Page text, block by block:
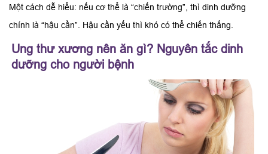
Một cách dễ hiểu: nếu cơ thể là “chiến trường”, thì dinh dưỡng
chính là “hậu cần”. Hậu cần yếu thì khó có thể chiến thắng.
Ung thư xương nên ăn gì? Nguyên tắc dinh
dưỡng cho người bệnh